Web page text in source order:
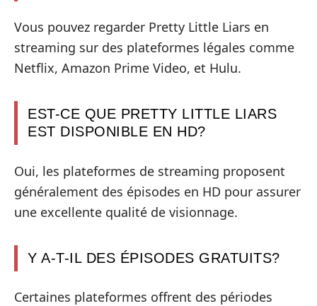
Vous pouvez regarder Pretty Little Liars en
streaming sur des plateformes légales comme
Netflix, Amazon Prime Video, et Hulu.
EST-CE QUE PRETTY LITTLE LIARS
EST DISPONIBLE EN HD?
Oui, les plateformes de streaming proposent
généralement des épisodes en HD pour assurer
une excellente qualité de visionnage.
Y A-T-IL DES ÉPISODES GRATUITS?
Certaines plateformes offrent des périodes